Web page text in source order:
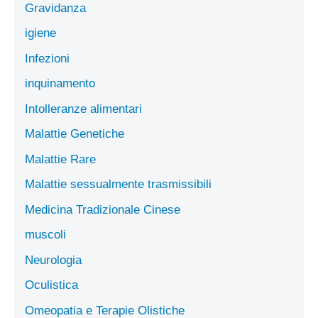
Gravidanza
igiene
Infezioni
inquinamento
Intolleranze alimentari
Malattie Genetiche
Malattie Rare
Malattie sessualmente trasmissibili
Medicina Tradizionale Cinese
muscoli
Neurologia
Oculistica
Omeopatia e Terapie Olistiche